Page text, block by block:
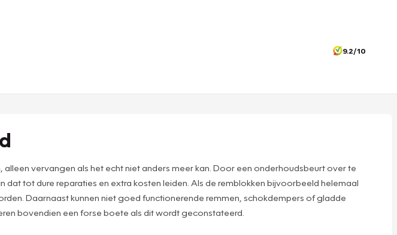
9.2/10
vervangen als het echt niet anders meer kan. Door een onderhoudsbeurt over te
tot dure reparaties en extra kosten leiden. Als de remblokken bijvoorbeeld helemaal
Daarnaast kunnen niet goed functionerende remmen, schokdempers of gladde
bovendien een forse boete als dit wordt geconstateerd.